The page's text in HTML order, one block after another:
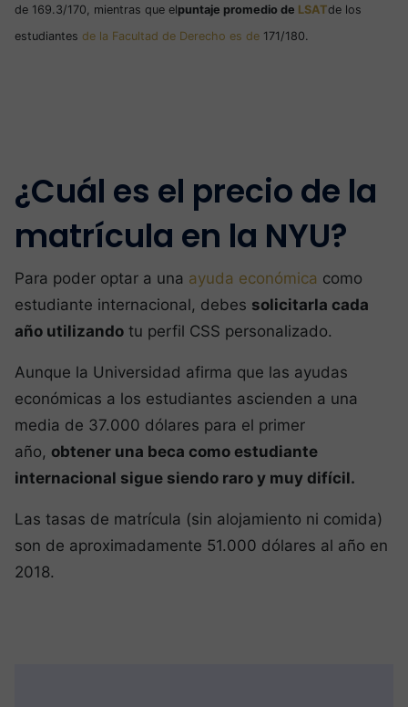
de 169.3/170, mientras que elpuntaje promedio de LSATde los
estudiantes de la Facultad de Derecho es de 171/180.
¿Cuál es el precio de la
matrícula en la NYU?
Para poder optar a una ayuda económica como
estudiante internacional, debes solicitarla cada
año utilizando tu perfil CSS personalizado.
Aunque la Universidad afirma que las ayudas
económicas a los estudiantes ascienden a una
media de 37.000 dólares para el primer
año, obtener una beca como estudiante
internacional sigue siendo raro y muy difícil.
Las tasas de matrícula (sin alojamiento ni comida)
son de aproximadamente 51.000 dólares al año en
2018.